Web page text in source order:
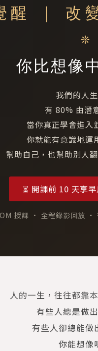
醒 ｜ 改
❊
你比想像
我們的人
有 80% 由潛
當你真正學會進入
你就能有意識地運
幫助自己，也幫助別人
⏳ 開課前 10 天享
授課 · 全程錄影回放
人的一生，往往都靠
有些人總是做
有些人卻總能做
你能想像